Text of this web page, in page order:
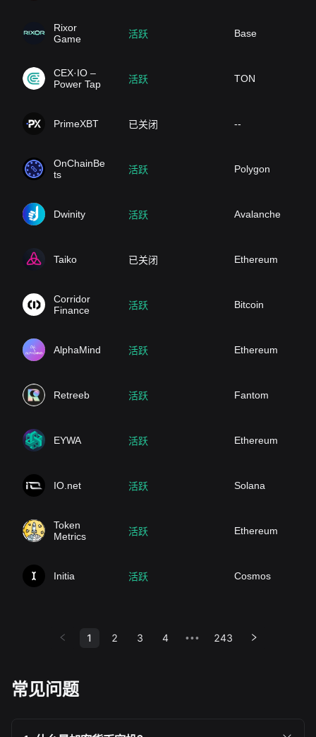
Rixor
Game
活跃 Base
CEX·IO –
Power Tap
活跃 TON
PrimeXBT 已关闭 --
OnChainBe
ts
活跃 Polygon
Dwinity 活跃 Avalanche
Taiko 已关闭 Ethereum
Corridor
Finance
活跃 Bitcoin
AlphaMind 活跃 Ethereum
Retreeb 活跃 Fantom
EYWA 活跃 Ethereum
IO.net 活跃 Solana
Token
Metrics
活跃 Ethereum
Initia 活跃 Cosmos
1 2 3 4 ••• 243
常见问题